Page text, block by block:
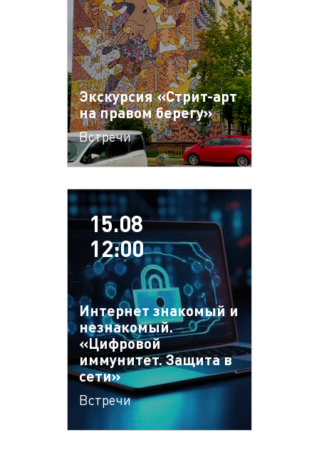
Экскурсия «Стрит-арт
на правом берегу»
Встречи
15.08
12:00
Интернет знакомый и
незнакомый.
«Цифровой
иммунитет. Защита в
сети»
Встречи